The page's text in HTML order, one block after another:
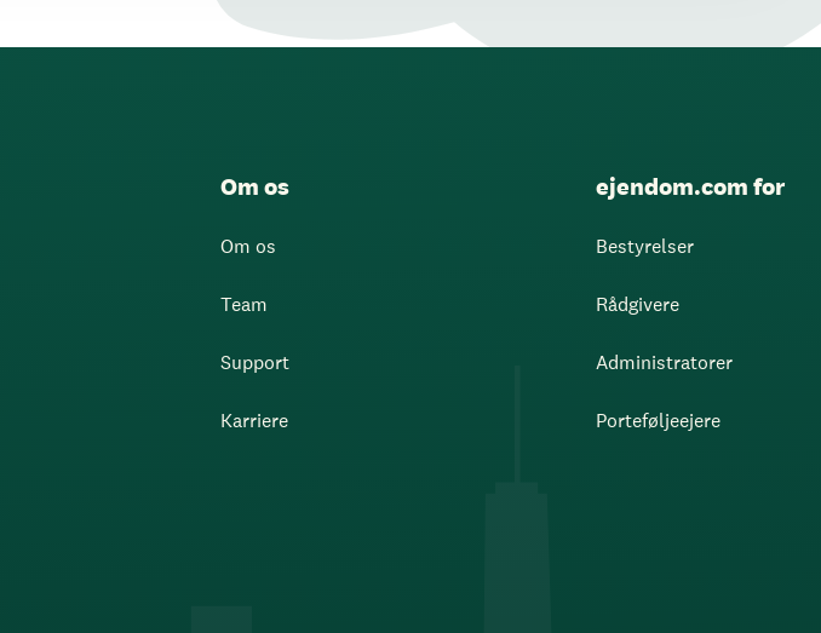
Om os
Om os
Team
Support
Karriere
ejendom.com for
Bestyrelser
Rådgivere
Administratorer
Porteføljeejere